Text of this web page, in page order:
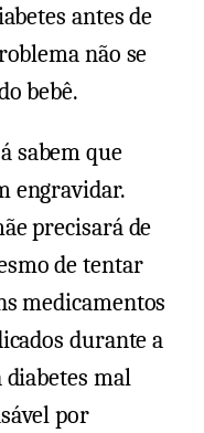
antes de
não se
bebê.
sabem que
engravidar.
precisará de
de tentar
medicamentos
durante a
diabetes mal
por